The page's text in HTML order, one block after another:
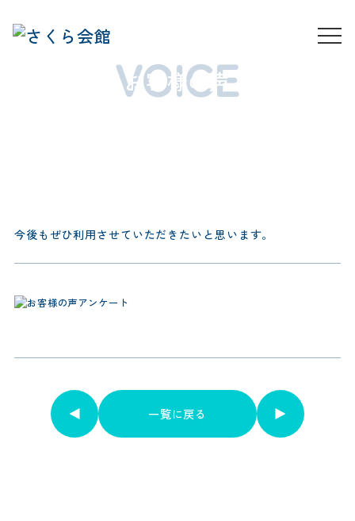
VOICE
お客様の声
今後もぜひ利用させていただきたいと思います。
一覧に戻る